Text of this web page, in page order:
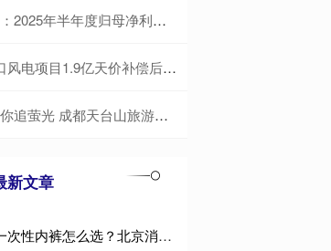
半年度归母净利润同比增长605%
1.9亿天价补偿后续 用地争议待解
成都天台山旅游景区深圳推介
新文章
68配资 暑假出行，一次性内裤怎么选？北京消协测评18款产品